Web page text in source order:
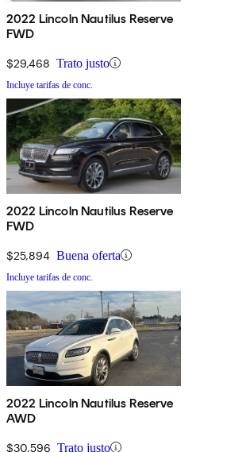
2022 Lincoln Nautilus Reserve
FWD
$29,468 Trato justo
Incluye tarifas de conc.
2022 Lincoln Nautilus Reserve
FWD
$25,894 Buena oferta
Incluye tarifas de conc.
2022 Lincoln Nautilus Reserve
AWD
$30,596 Trato justo